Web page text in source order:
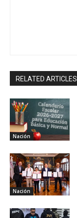
RELATED ARTICLES
Nación
Nación